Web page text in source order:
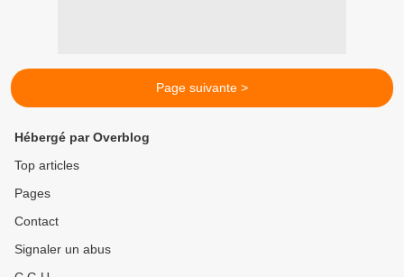
Page suivante >
Hébergé par Overblog
Top articles
Pages
Contact
Signaler un abus